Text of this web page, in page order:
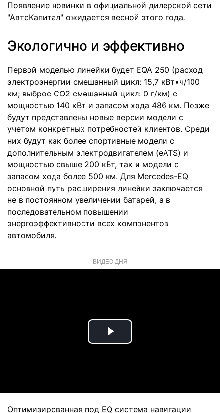
Появление новинки в официальной дилерской сети
"АвтоКапитал" ожидается весной этого года.
Экологично и эффективно
Первой моделью линейки будет EQA 250 (расход
электроэнергии смешанный цикл: 15,7 кВт•ч/100
км; выброс CO2 смешанный цикл: 0 г/км) с
мощностью 140 кВт и запасом хода 486 км. Позже
будут представлены новые версии модели с
учетом конкретных потребностей клиентов. Среди
них будут как более спортивные модели с
дополнительным электродвигателем (eATS) и
мощностью свыше 200 кВт, так и модели с
запасом хода более 500 км. Для Mercedes-EQ
основной путь расширения линейки заключается
не в постоянном увеличении батарей, а в
последовательном повышении
энергоэффективности всех компонентов
автомобиля.
ВИДЕО ДНЯ
Play
Оптимизированная под EQ система навигации